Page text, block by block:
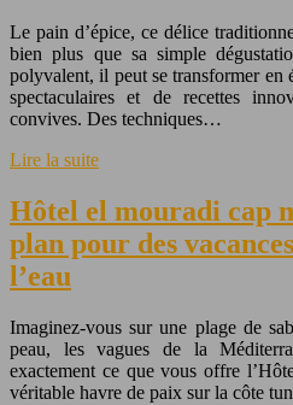
Le pain d’épice, ce délice
bien plus que sa simple
polyvalent, il peut se transformer en
spectaculaires et de recettes
convives. Des techniques…
Lire la suite
Hôtel el mouradi cap
plan pour des
l’eau
Imaginez-vous sur une plage de
peau, les vagues de la
exactement ce que vous offre
véritable havre de paix sur la côte